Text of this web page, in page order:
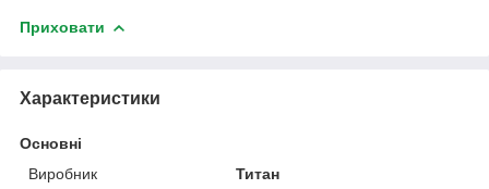
Приховати
Характеристики
Основні
Виробник
Титан